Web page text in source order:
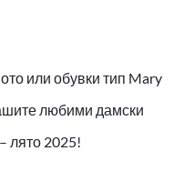
или обувки тип Mary
любими дамски
лято 2025!